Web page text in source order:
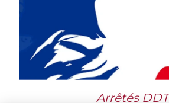
Arrêtés DDT